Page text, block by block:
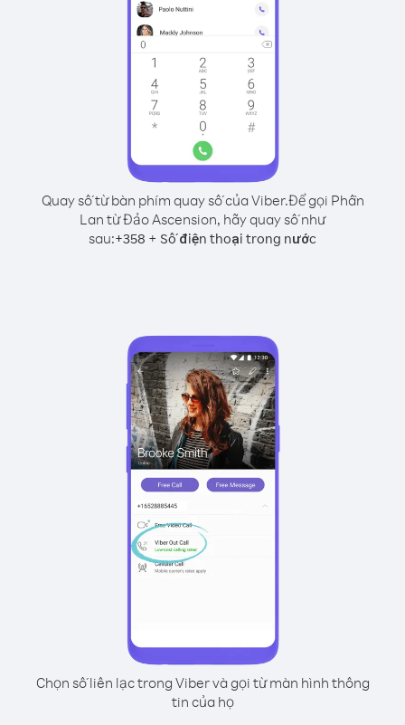
Quay số từ bàn phím quay số của Viber.Để gọi Phần
Lan từ Đảo Ascension, hãy quay số như
sau:+358 + Số điện thoại trong nước
Chọn số liên lạc trong Viber và gọi từ màn hình thông
tin của họ